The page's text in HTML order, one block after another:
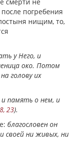
погребения
нищим, то,
у Него, и
око. Потом
голову их
и память о нем, и
23).
благословен он
своей ни живых, ни